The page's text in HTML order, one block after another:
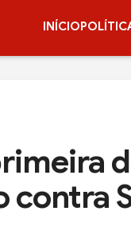
INÍCIO
contra